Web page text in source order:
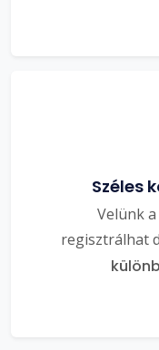
Széles
Velünk
regisztrálhat